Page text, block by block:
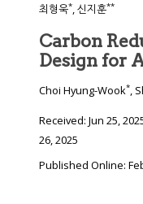
최형욱*, 신지훈**
Carbon
Design for
Choi Hyung-Wook*,
Received: Jun 25,
26, 2025
Published Online: